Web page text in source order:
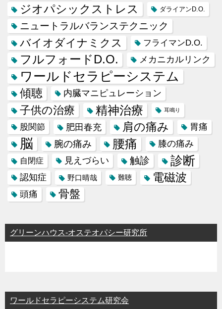
ジオパシックストレス ダライアンD.O.
ニュートラルバランステクニック
バイオダイナミクス フライマンD.O.
フルフォードD.O. メカニカルリンク
ワールドセラピーシステム
傾聴 内臓マニピュレーション
子供の治療 精神治療 耳鳴り
股関節 肥田春充 肩の痛み 胃痛
脳 腕の痛み 腰痛 膝の痛み
自閉症 見えづらい 触診 診断
認知症 野口晴哉 難聴 電磁波
頭痛 骨盤
グリーンハウス-オステオパシー研究所
ワールドセラピーシステム研究会